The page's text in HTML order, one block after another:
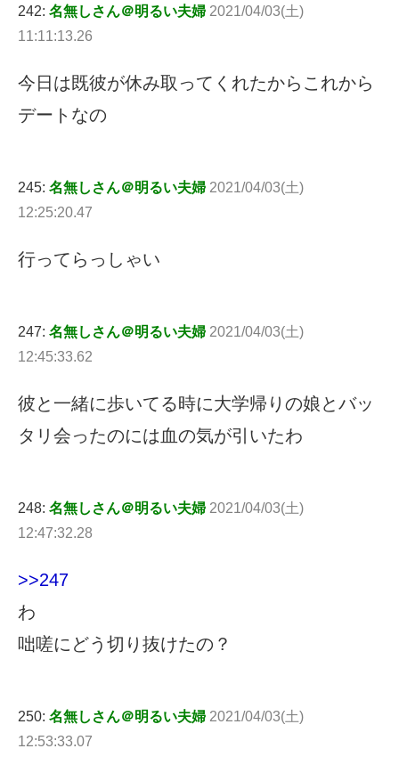
242: 名無しさん＠明るい夫婦 2021/04/03(土)
11:11:13.26
今日は既彼が休み取ってくれたからこれから
デートなの
245: 名無しさん＠明るい夫婦 2021/04/03(土)
12:25:20.47
行ってらっしゃい
247: 名無しさん＠明るい夫婦 2021/04/03(土)
12:45:33.62
彼と一緒に歩いてる時に大学帰りの娘とバッ
タリ会ったのには血の気が引いたわ
248: 名無しさん＠明るい夫婦 2021/04/03(土)
12:47:32.28
>>247
わ
咄嗟にどう切り抜けたの？
250: 名無しさん＠明るい夫婦 2021/04/03(土)
12:53:33.07